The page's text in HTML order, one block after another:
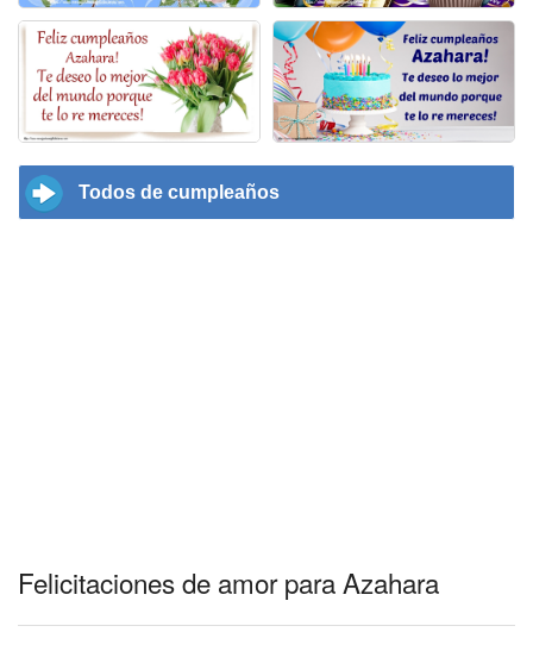
Todos de cumpleaños
Felicitaciones de amor para Azahara